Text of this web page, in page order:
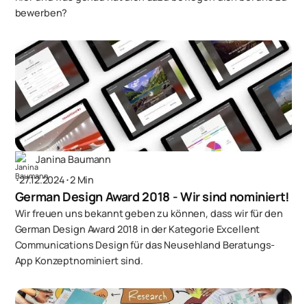
bewerben?
Janina Baumann
･27.12.2024･2 Min
German Design Award 2018 - Wir sind nominiert!
Wir freuen uns bekannt geben zu können, dass wir für den
German Design Award 2018 in der Kategorie Excellent
Communications Design für das Neusehland Beratungs-
App Konzeptnominiert sind.